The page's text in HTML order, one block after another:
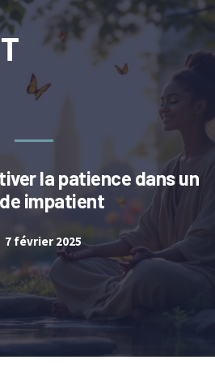
la patience dans un
impatient
7 février 2025